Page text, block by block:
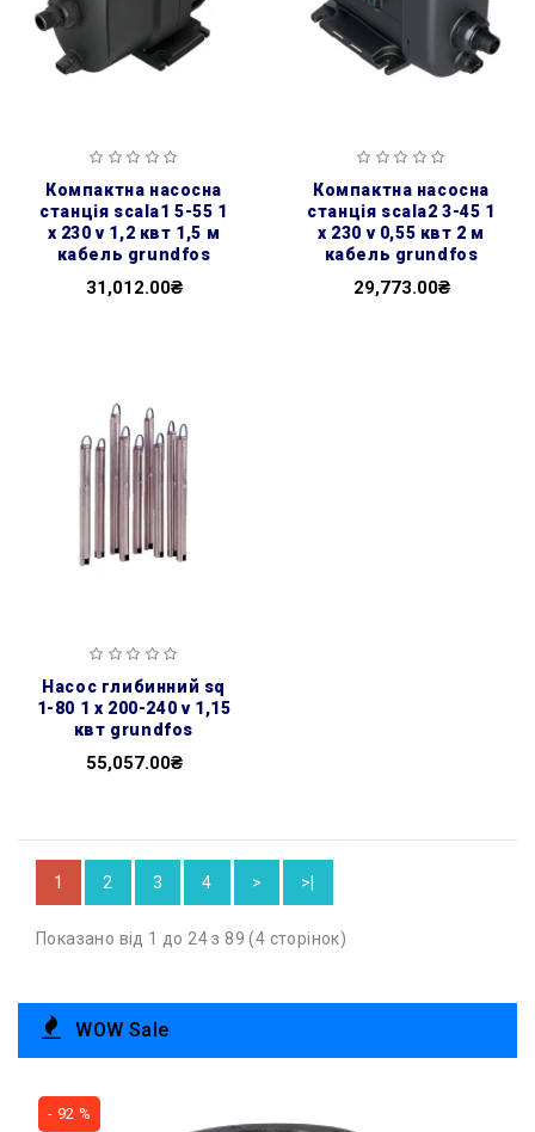
компактна насосна
станція scala1 5-55 1
x 230 v 1,2 квт 1,5 м
кабель grundfos
31,012.00₴
компактна насосна
станція scala2 3-45 1
x 230 v 0,55 квт 2 м
кабель grundfos
29,773.00₴
насос глибинний sq
1-80 1 x 200-240 v 1,15
квт grundfos
55,057.00₴
1 2 3 4 > >|
Показано від 1 до 24 з 89 (4 сторінок)
WOW Sale
- 92 %